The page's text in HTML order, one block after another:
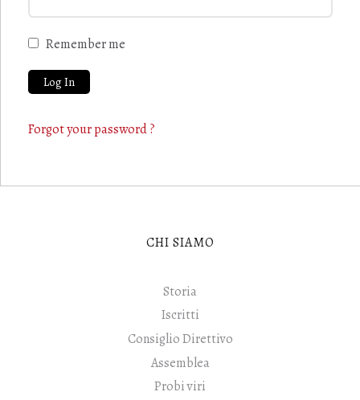
Remember me
Forgot your password ?
CHI SIAMO
Storia
Iscritti
Consiglio Direttivo
Assemblea
Probi viri